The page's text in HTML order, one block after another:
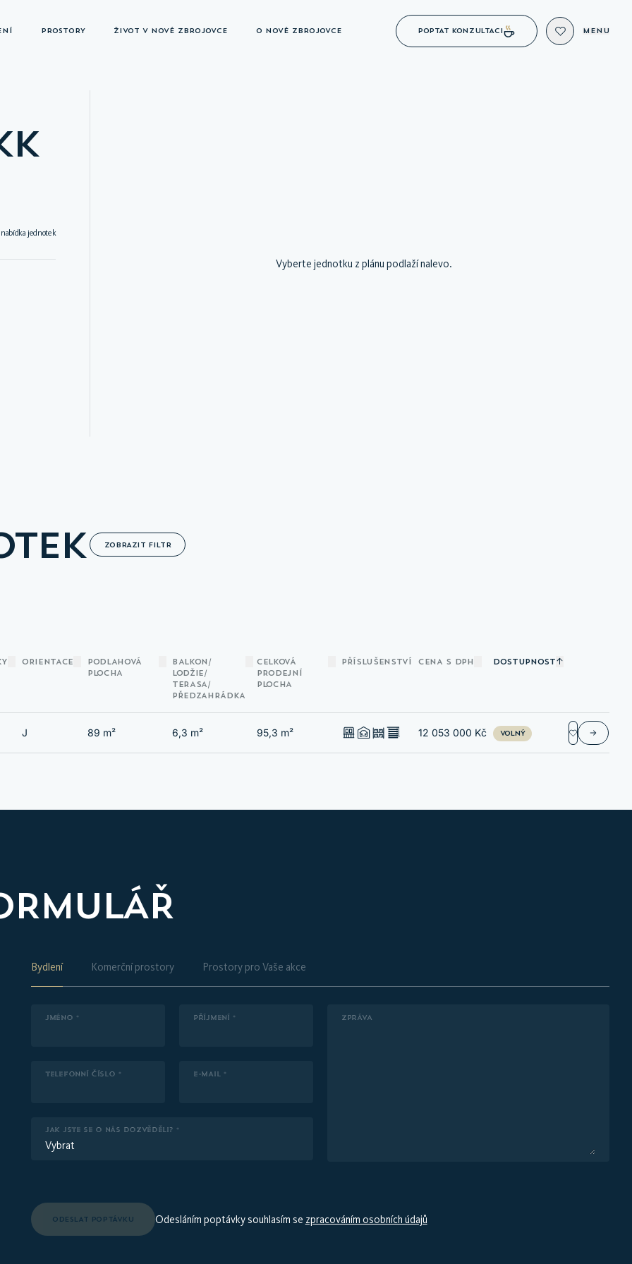
PROSTORY ŽIVOT V NOVÉ ZBROJOVCE O NOVÉ ZBROJOVCE POPTAT KONZULTACI MENU
nabídka jednotek
Vyberte jednotku z plánu podlaží nalevo.
ZOBRAZIT FILTR
ORIENTACE
PODLAHOVÁ
PLOCHA
BALKON/‌
LODŽIE/‌
TERASA/‌
PŘEDZAHRÁDKA
CELKOVÁ
PRODEJNÍ
PLOCHA
PŘÍSLUŠENSTVÍ CENA S DPH DOSTUPNOST
J 89 m² 6,3 m² 95,3 m² 12 053 000 Kč VOLNÝ
SI SVŮJ
VIRTUÁLNÍ PROHLÍDKA INTERIÉRU
Bydlení Komerční prostory Prostory pro Vaše akce
JMÉNO * PŘÍJMENÍ *
TELEFONNÍ ČÍSLO * E-MAIL *
JAK JSTE SE O NÁS DOZVĚDĚLI? *
Vybrat
ZPRÁVA
ODESLAT POPTÁVKU Odesláním poptávky souhlasím se zpracováním osobních údajů